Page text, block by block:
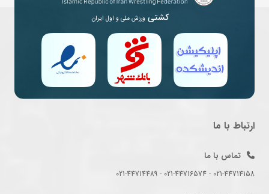
کشتی ورزش ملی و اول ایران
ارتباط با ما
تماس با ما
021-44714158 - 021-44716574 - 021-44714489